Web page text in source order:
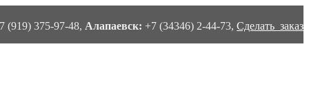
(919) 375-97-48, Алапаевск: +7 (34346) 2-44-73, Сделать заказ